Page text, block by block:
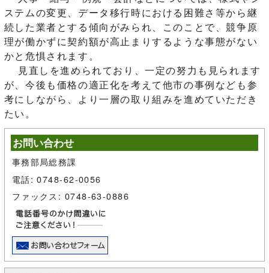
ステムの変更、データ移行時における困難さ等から継
続した業者とする傾向がみられ、このことで、競争原
理が働かずに契約額が高止まりするような事態がない
かと危惧されます。
見直しを進められており、一定の努力も見られます
が、今後も価格の適正化を考えて他市の事例なども参
考にしながら、より一層の取り組みを進めていただき
たい。
お問い合わせ
事務部局総務課
電話: 0748-62-0056
ファックス: 0748-63-0886